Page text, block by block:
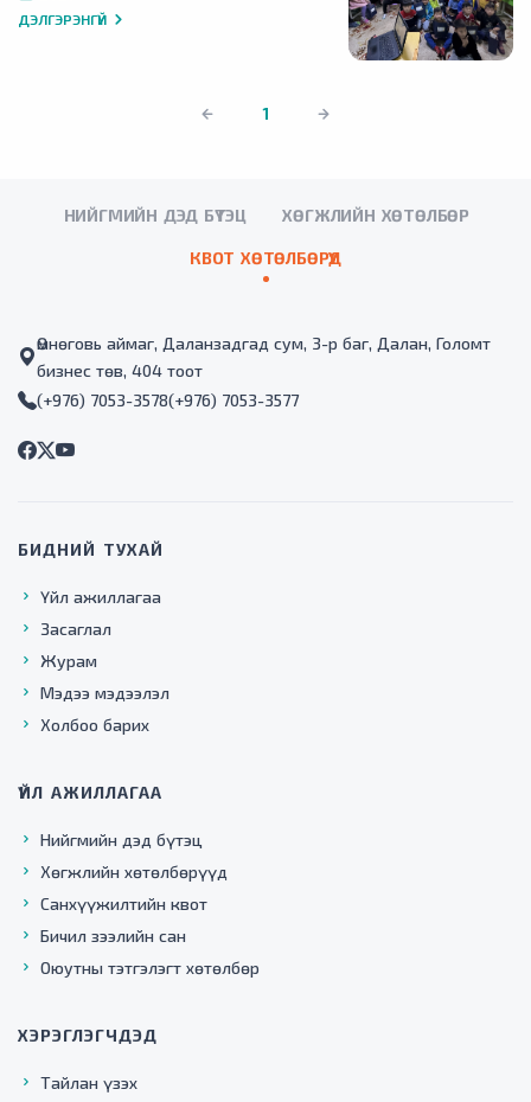
ДЭЛГЭРЭНГҮЙ
1
НИЙГМИЙН ДЭД БҮТЭЦ ХӨГЖЛИЙН ХӨТӨЛБӨР
КВОТ ХӨТӨЛБӨРҮҮД
Өмнөговь аймаг, Даланзадгад сум, 3-р баг, Далан, Голомт
бизнес төв, 404 тоот
(+976) 7053-3578(+976) 7053-3577
БИДНИЙ ТУХАЙ
Үйл ажиллагаа
Засаглал
Журам
Мэдээ мэдээлэл
Холбоо барих
ҮЙЛ АЖИЛЛАГАА
Нийгмийн дэд бүтэц
Хөгжлийн хөтөлбөрүүд
Санхүүжилтийн квот
Бичил зээлийн сан
Оюутны тэтгэлэгт хөтөлбөр
ХЭРЭГЛЭГЧДЭД
Тайлан үзэх